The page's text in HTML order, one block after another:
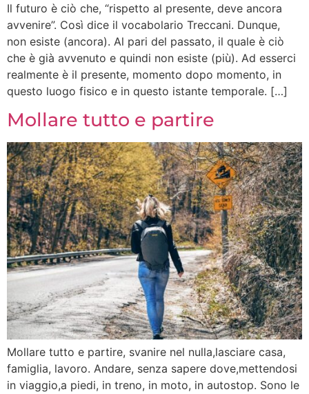
Il futuro è ciò che, “rispetto al presente, deve ancora
avvenire”. Così dice il vocabolario Treccani. Dunque,
non esiste (ancora). Al pari del passato, il quale è ciò
che è già avvenuto e quindi non esiste (più). Ad esserci
realmente è il presente, momento dopo momento, in
questo luogo fisico e in questo istante temporale. […]
Mollare tutto e partire
Mollare tutto e partire, svanire nel nulla,lasciare casa,
famiglia, lavoro. Andare, senza sapere dove,mettendosi
in viaggio,a piedi, in treno, in moto, in autostop. Sono le